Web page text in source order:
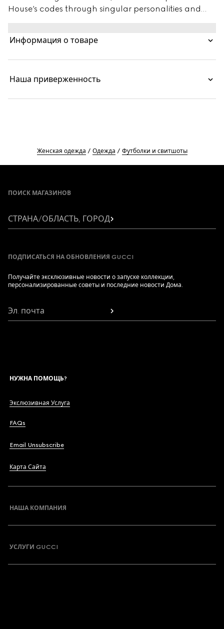
House’s codes through singular personalities and
Gucci Web with Interlocking G print.
Информация о товаре
Наша приверженность
Женская одежда Одежда Футболки и свитшоты
ПОИСК МАГАЗИНОВ
СТРАНА/ОБЛАСТЬ, ГОРОД
ПОДПИСАТЬСЯ НА ОБНОВЛЕНИЯ GUCCI
Получайте эксклюзивные новости о запуске коллекции,
персонализированные советы и последние новости Дома.
Эл. почта
НУЖНА ПОМОЩЬ?
Экслюзивная Услуга
FAQs
Email Unsubscribe
Карта Сайта
НАША КОМПАНИЯ
УСЛУГИ GUCCI